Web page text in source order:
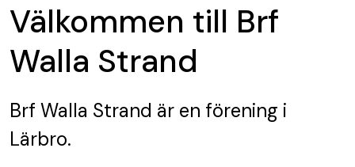
Välkommen till Brf
Walla Strand
Brf Walla Strand är en förening i
Lärbro.